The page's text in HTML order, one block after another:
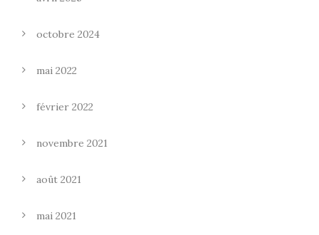
octobre 2024
mai 2022
février 2022
novembre 2021
août 2021
mai 2021